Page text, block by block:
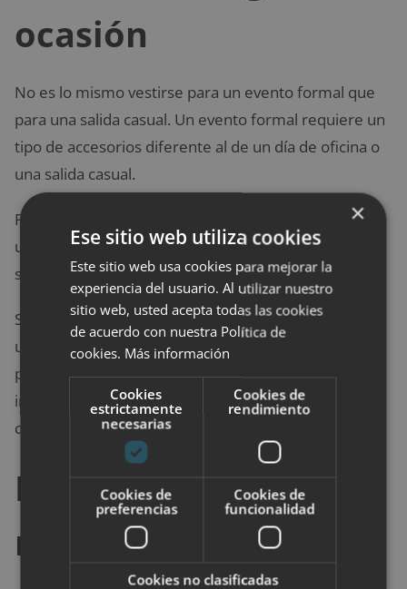
ocasión
No es lo mismo vestirse para un evento formal que
para una salida casual. Un evento formal requiere un
tipo de accesorios diferente al de un día de oficina o
una salida casual.
Para una cena elegante, unos pendientes de perlas,
un reloj fino y un bolso tipo clutch pueden ser
suficientes para crear un look refinado y chic.
Si vas a trabajar, opta por accesorios discretos, como
un reloj minimalista, un bolso estructurado y unos
pendientes pequeños, que no sobrecarguen tu
imagen pero te aporten ese toque de sofisticación
que buscas
La importancia de los
relojes y gafas
×
Ese sitio web utiliza cookies
Este sitio web usa cookies para mejorar la
experiencia del usuario. Al utilizar nuestro
sitio web, usted acepta todas las cookies
de acuerdo con nuestra Política de
cookies. Más información
Cookies
estrictamente
necesarias
Cookies de
rendimiento
Cookies de
preferencias
Cookies de
funcionalidad
Cookies no clasificadas